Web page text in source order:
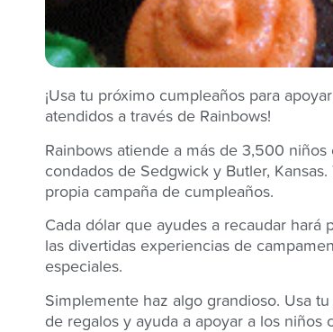
¡Usa tu próximo cumpleaños para
atendidos a través de Rainbows!
Rainbows atiende a más de 3,500
condados de Sedgwick y Butler,
propia campaña de cumpleaños.
Cada dólar que ayudes a recaudar
las divertidas experiencias de
especiales.
Simplemente haz algo grandioso. Usa
de regalos y ayuda a apoyar a los niños